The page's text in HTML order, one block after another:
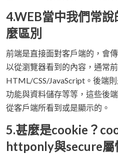
4.WEB當中我們常
麼區別
前端是直接面對客戶端的，會
以從瀏覽器看到的內容，通常
HTML/CSS/JavaScript。後端
功能與資料儲存等等，這些後
從客戶端所看到或是顯示的。
5.甚麼是cookie？
httponly與secure屬